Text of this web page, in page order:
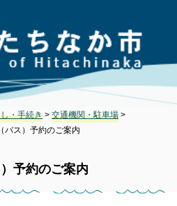
・手続き > 交通機関・駐車場 >
バス）予約のご案内
予約のご案内